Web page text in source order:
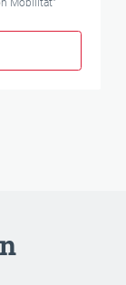
Mobilität"